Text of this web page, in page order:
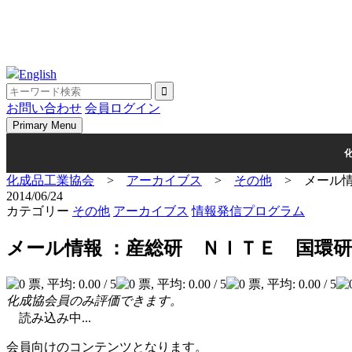
English
お問い合わせ 会員ログイン
Primary Menu
化成品工業協会 > アーカイブス > その他 >
メール
2014/06/24
カテゴリー その他 アーカイブス 情報発信プログラム
メール情報 ：産総研 ＮＩＴＥ 国環
化成協会員のみ評価できます。
読み込み中...
会員向けのコンテンツとなります。